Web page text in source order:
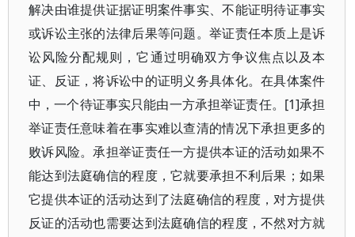
解决由谁提供证据证明案件事实、不能证明待证事实
或诉讼主张的法律后果等问题。举证责任本质上是诉
讼风险分配规则，它通过明确双方争议焦点以及本
证、反证，将诉讼中的证明义务具体化。在具体案件
中，一个待证事实只能由一方承担举证责任。[1]承担
举证责任意味着在事实难以查清的情况下承担更多的
败诉风险。承担举证责任一方提供本证的活动如果不
能达到法庭确信的程度，它就要承担不利后果；如果
它提供本证的活动达到了法庭确信的程度，对方提供
反证的活动也需要达到法庭确信的程度，不然对方就